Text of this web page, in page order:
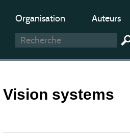
Organisation Auteurs
Vision systems